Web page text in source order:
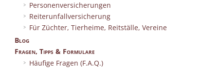
Personenversicherungen
Reiterunfallversicherung
Für Züchter, Tierheime, Reitställe, Vereine
Blog
Fragen, Tipps & Formulare
Häufige Fragen (F.A.Q.)